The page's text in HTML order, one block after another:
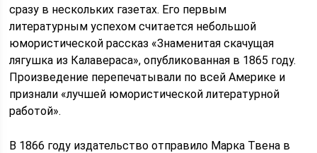
сразу в нескольких газетах. Его первым
литературным успехом считается небольшой
юмористической рассказ «Знаменитая скачущая
лягушка из Калавераса», опубликованная в 1865 году.
Произведение перепечатывали по всей Америке и
признали «лучшей юмористической литературной
работой».
В 1866 году издательство отправило Марка Твена в